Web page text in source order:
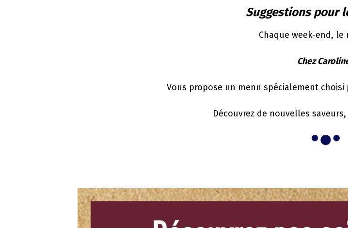
Suggestions pour
Chaque week-end, le
Chez
Vous propose un menu spécialement choisi
Découvrez de nouvelles saveurs,